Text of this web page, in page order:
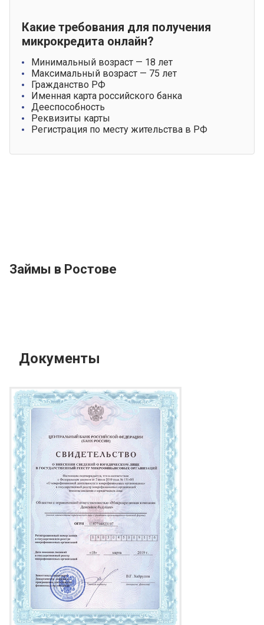
Какие требования для получения
микрокредита онлайн?
Минимальный возраст — 18 лет
Максимальный возраст — 75 лет
Гражданство РФ
Именная карта российского банка
Дееспособность
Реквизиты карты
Регистрация по месту жительства в РФ
Займы в Ростове
Документы